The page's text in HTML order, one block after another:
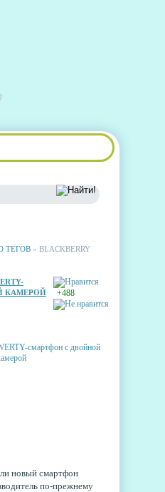
ТЕГОВ » BLACKBERRY
+488
КАМЕРОЙ
новый смартфон
по-прежнему